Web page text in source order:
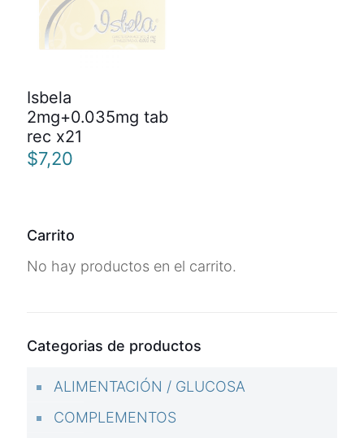
Isbela
2mg+0.035mg tab
rec x21
$7,20
Carrito
No hay productos en el carrito.
Categorias de productos
ALIMENTACIÓN / GLUCOSA
COMPLEMENTOS